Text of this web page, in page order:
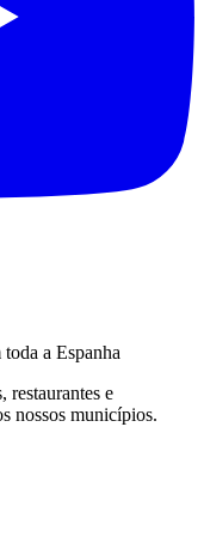
a Espanha
restaurantes e
nossos municípios.